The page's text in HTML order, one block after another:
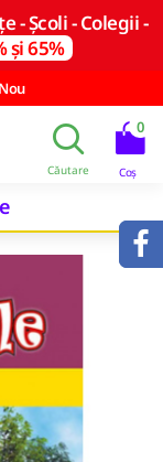
- Școli - Colegii -
și 65%
0